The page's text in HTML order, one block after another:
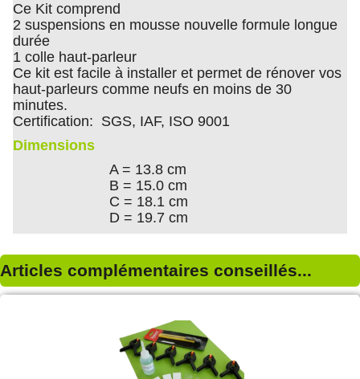
Ce Kit comprend
2 suspensions en mousse nouvelle formule longue
durée
1 colle haut-parleur
Ce kit est facile à installer et permet de rénover vos
haut-parleurs comme neufs en moins de 30
minutes.
Certification: SGS, IAF, ISO 9001
Dimensions
A = 13.8 cm
B = 15.0 cm
C = 18.1 cm
D = 19.7 cm
Articles complémentaires conseillés...